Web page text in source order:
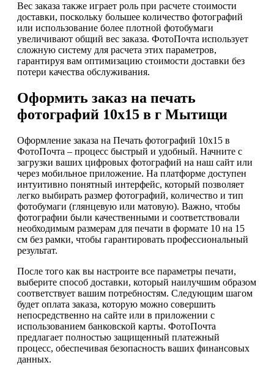
Вес заказа также играет роль при расчете стоимости
доставки, поскольку большее количество фотографий
или использование более плотной фотобумаги
увеличивают общий вес заказа. ФотоПочта использует
сложную систему для расчета этих параметров,
гарантируя вам оптимизацию стоимости доставки без
потери качества обслуживания.
Оформить заказ на печать
фотографий 10х15 в г Мытищи
Оформление заказа на Печать фотографий 10х15 в
ФотоПочта – процесс быстрый и удобный. Начните с
загрузки ваших цифровых фотографий на наш сайт или
через мобильное приложение. На платформе доступен
интуитивно понятный интерфейс, который позволяет
легко выбирать размер фотографий, количество и тип
фотобумаги (глянцевую или матовую). Важно, чтобы
фотографии были качественными и соответствовали
необходимым размерам для печати в формате 10 на 15
см без рамки, чтобы гарантировать профессиональный
результат.
После того как вы настроите все параметры печати,
выберите способ доставки, который наилучшим образом
соответствует вашим потребностям. Следующим шагом
будет оплата заказа, которую можно совершить
непосредственно на сайте или в приложении с
использованием банковской карты. ФотоПочта
предлагает полностью защищенный платежный
процесс, обеспечивая безопасность ваших финансовых
данных.